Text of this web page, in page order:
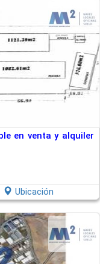
en venta y alquiler
Ubicación